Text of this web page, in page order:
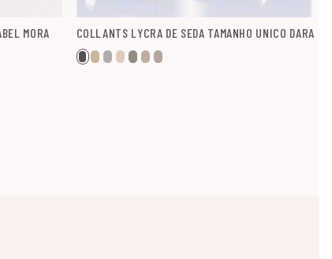
MORA
COLLANTS LYCRA DE SEDA TAMANHO UNICO DARA